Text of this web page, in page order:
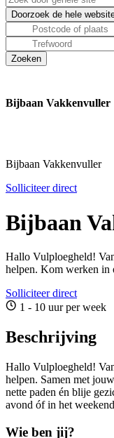
Bijbaan Vakkenvuller
Bijbaan Vakkenvuller
Solliciteer direct
Bijbaan
Hallo Vulploegheld!
helpen. Kom werken in
Solliciteer direct
1 - 10 uur per week
Beschrijving
Hallo Vulploegheld!
helpen. Samen met
nette paden én blije
avond óf in het
Wie ben jij?